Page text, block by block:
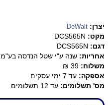
יצרן: DeWalt
מקט: DCS565N
דגם: DCS565N
אחריות: שנה ע"י שטל הנדסה בע"מ
משלוח: 39 ₪
אספקה: עד 7 ימי עסקים
מס' תשלומים: עד 12 תשלומים